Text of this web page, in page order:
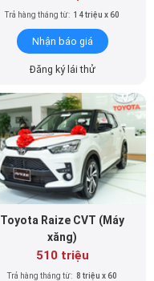
Trả hàng tháng từ: 14 triệu x 60
Nhận báo giá
Đăng ký lái thử
Toyota Raize CVT (Máy
xăng)
510 triệu
Trả hàng tháng từ: 8 triệu x 60